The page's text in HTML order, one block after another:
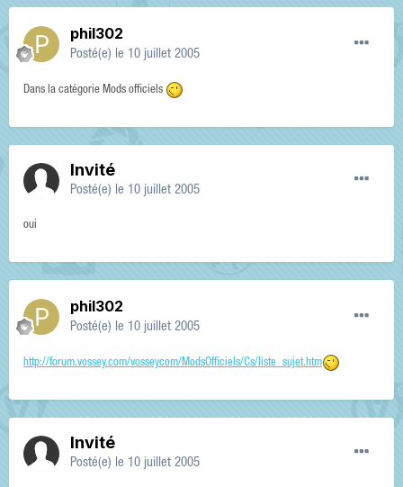
phil302
Posté(e) le 10 juillet 2005
Dans la catégorie Mods officiels
Invité
Posté(e) le 10 juillet 2005
oui
phil302
Posté(e) le 10 juillet 2005
http://forum.vossey.com/vosseycom/ModsOfficiels/Cs/liste_sujet.htm
Invité
Posté(e) le 10 juillet 2005